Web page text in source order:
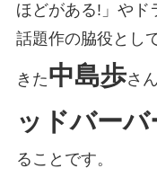
ほどがある!」やド
話題作の脇役とし
きた中島歩さ
ッドバー
ることです。